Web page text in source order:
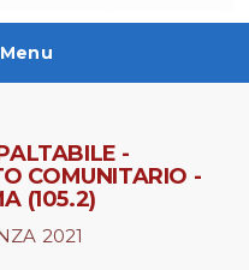
-
COMUNITARIO -
(105.2)
2021